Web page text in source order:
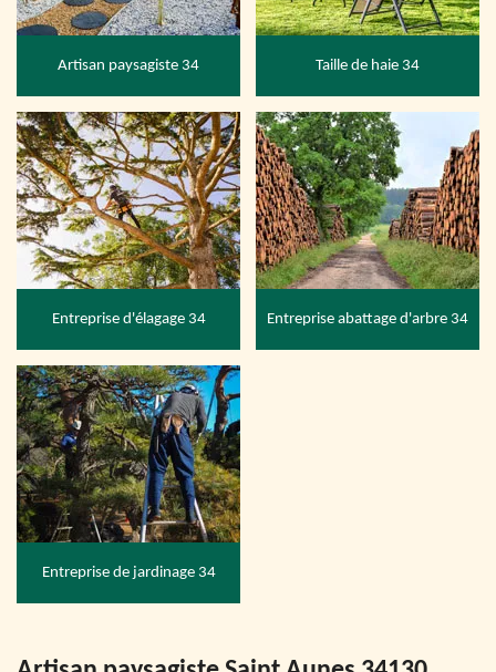
Artisan paysagiste 34 Taille de haie 34
Entreprise d'élagage 34 Entreprise abattage d'arbre 34
Entreprise de jardinage 34